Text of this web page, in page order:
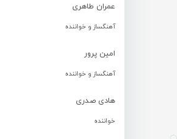
عمران طاهری
آهنگساز و خواننده
امین پرور
آهنگساز و خواننده
هادی صدری
خواننده